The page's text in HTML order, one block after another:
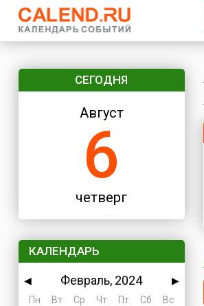
СЕГОДНЯ
Август
6
четверг
КАЛЕНДАРЬ
◀ Февраль, 2024
▶
Пн
Вт Ср Чт Пт Сб
Вс